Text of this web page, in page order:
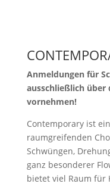
Anmeldungen für
ausschließlich über
vornehmen!
Contemporary ist
raumgreifenden
Schwüngen,
ganz besonderer
bietet viel Raum für